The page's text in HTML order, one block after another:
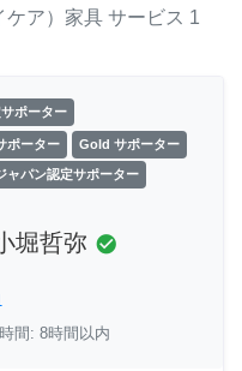
ケア）家具 サービス 1
ポーター
ポーター Gold サポーター
ャパン認定サポーター
堀哲弥 check_circle
間: 8時間以内